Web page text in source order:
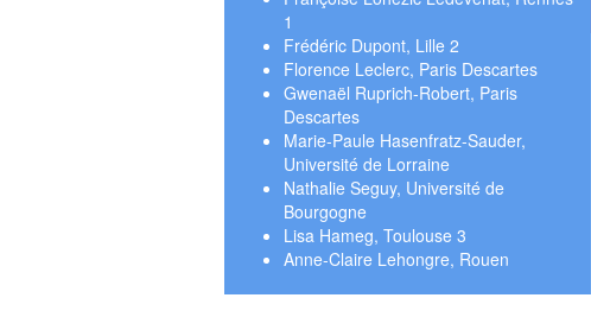
1
Frédéric Dupont, Lille 2
Florence Leclerc, Paris Descartes
Gwenaël Ruprich-Robert, Paris
Descartes
Marie-Paule Hasenfratz-Sauder,
Université de Lorraine
Nathalie Seguy, Université de
Bourgogne
Lisa Hameg, Toulouse 3
Anne-Claire Lehongre, Rouen